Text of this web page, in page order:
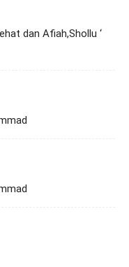
dan Afiah,Shollu ‘